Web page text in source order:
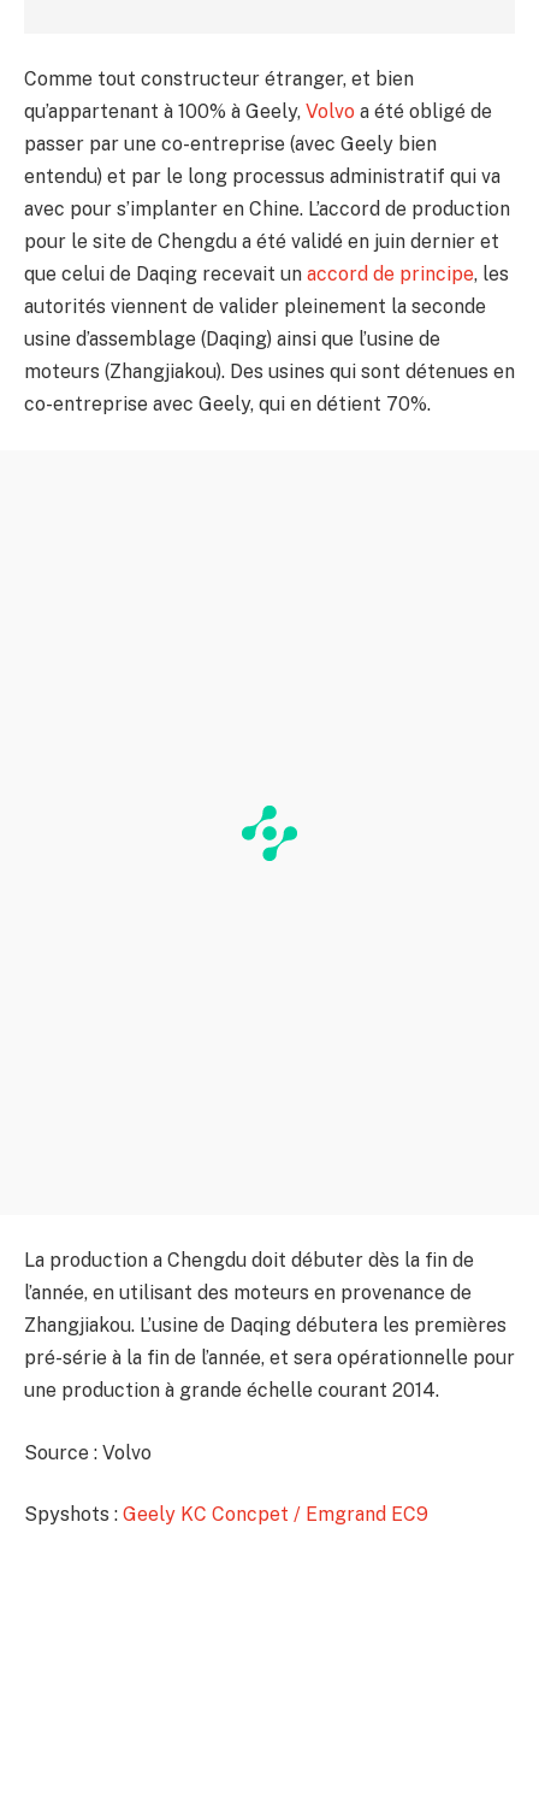
Comme tout constructeur étranger, et bien
qu’appartenant à 100% à Geely, Volvo a été obligé de
passer par une co-entreprise (avec Geely bien
entendu) et par le long processus administratif qui va
avec pour s’implanter en Chine. L’accord de production
pour le site de Chengdu a été validé en juin dernier et
que celui de Daqing recevait un accord de principe, les
autorités viennent de valider pleinement la seconde
usine d’assemblage (Daqing) ainsi que l’usine de
moteurs (Zhangjiakou). Des usines qui sont détenues en
co-entreprise avec Geely, qui en détient 70%.
La production a Chengdu doit débuter dès la fin de
l’année, en utilisant des moteurs en provenance de
Zhangjiakou. L’usine de Daqing débutera les premières
pré-série à la fin de l’année, et sera opérationnelle pour
une production à grande échelle courant 2014.
Source : Volvo
Spyshots : Geely KC Concpet / Emgrand EC9